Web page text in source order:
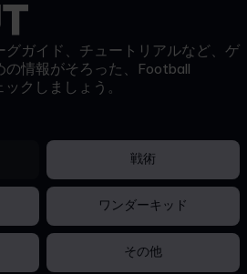
ガイド、チュートリアルなど、ゲ
の情報がそろった、Football
クしましょう。
戦術
ワンダーキッド
その他